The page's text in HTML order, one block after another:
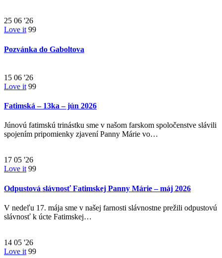
25 06 '26
Love it 99
Pozvánka do Gaboltova
15 06 '26
Love it 99
Fatimská – 13ka – jún 2026
Júnovú fatimskú trinástku sme v našom farskom spoločenstve slávili
spojením pripomienky zjavení Panny Márie vo…
17 05 '26
Love it 99
Odpustová slávnosť Fatimskej Panny Márie – máj 2026
V nedeľu 17. mája sme v našej farnosti slávnostne prežili odpustovú
slávnosť k úcte Fatimskej…
14 05 '26
Love it 99